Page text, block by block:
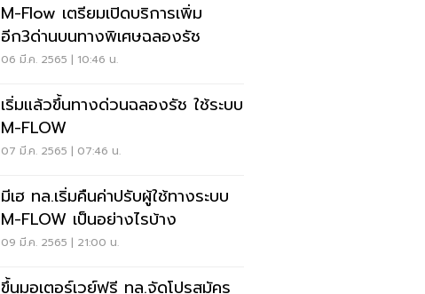
M-Flow เตรียมเปิดบริการเพิ่ม
อีก3ด่านบนทางพิเศษฉลองรัช
06 มี.ค. 2565 | 10:46 น.
เริ่มแล้วขึ้นทางด่วนฉลองรัช ใช้ระบบ
M-FLOW
07 มี.ค. 2565 | 07:46 น.
มีเฮ ทล.เริ่มคืนค่าปรับผู้ใช้ทางระบบ
M-FLOW เป็นอย่างไรบ้าง
09 มี.ค. 2565 | 21:00 น.
ขึ้นมอเตอร์เวย์ฟรี ทล.จัดโปรสมัคร